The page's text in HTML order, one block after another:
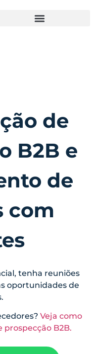
de
B2B e
de
com
tenha reuniões
oportunidades de
Veja como
B2B.